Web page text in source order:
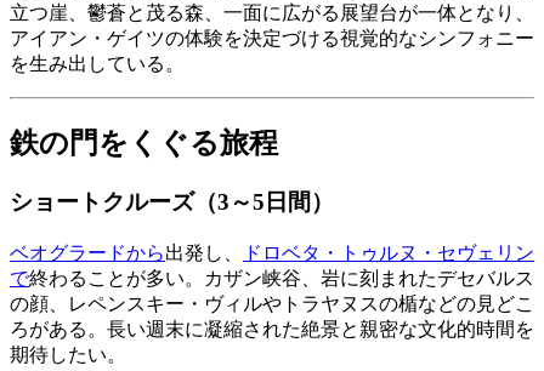
立つ崖、鬱蒼と茂る森、一面に広がる展望台が一体となり、
アイアン・ゲイツの体験を決定づける視覚的なシンフォニー
を生み出している。
鉄の門をくぐる旅程
ショートクルーズ（3～5日間）
ベオグラードから出発し、
ドロベタ・トゥルヌ・セヴェリン
で終わることが多い。カザン峡谷、岩に刻まれたデセバルス
の顔、レペンスキー・ヴィルやトラヤヌスの楯などの見どこ
ろがある。長い週末に凝縮された絶景と親密な文化的時間を
期待したい。